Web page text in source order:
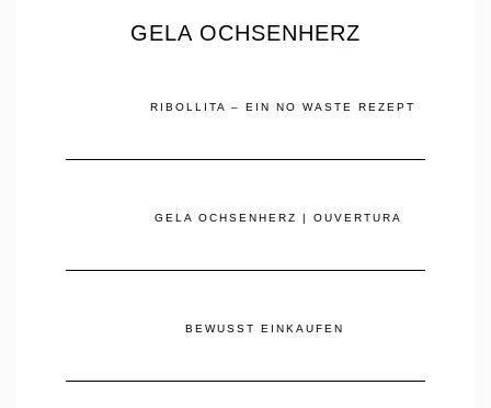
GELA OCHSENHERZ
RIBOLLITA – EIN NO WASTE REZEPT
GELA OCHSENHERZ | OUVERTURA
BEWUSST EINKAUFEN